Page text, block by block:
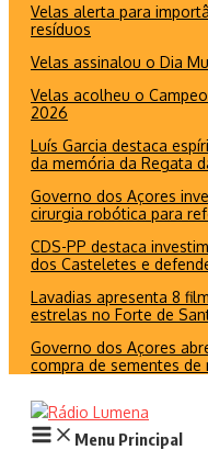
Velas alerta para
resíduos
Velas assinalou o Dia
Velas acolheu o
2026
Luís Garcia destaca
da memória da Regata
Governo dos Açores
cirurgia robótica para
CDS-PP destaca
dos Casteletes e
Lavadias apresenta 8
estrelas no Forte de
Governo dos Açores
compra de sementes
Menu Principal